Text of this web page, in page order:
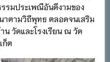
รมประเพณีอันดีงามของ
ตามวิถีพุทธ ตลอดจนเสริม
น วัดและโรงเรียน ณ วัด
ก็ต